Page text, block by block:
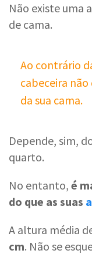
Não existe uma
de cama.
Ao contrário
cabeceira
da sua cama.
Depende, sim,
quarto.
No entanto, é
do que as suas
A altura média
cm. Não se